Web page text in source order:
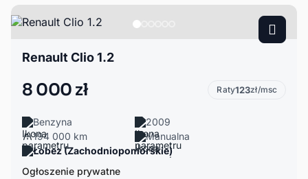
Renault Clio 1.2
8 000 zł Raty123zł/msc
Benzyna
2009
194 000 km
Manualna
Łobez (Zachodniopomorskie)
Ogłoszenie prywatne